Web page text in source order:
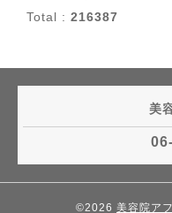
Total : 216387
美
©2026 美容院ア